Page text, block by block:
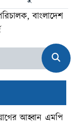
বাংলাদেশ
আহ্বান এমপি